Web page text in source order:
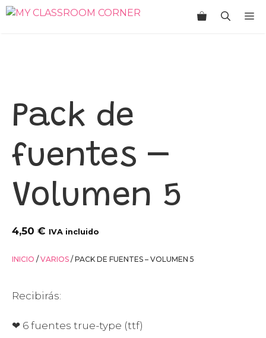
Saltar
Pack de
fuentes –
Volumen 5
4,50 € IVA incluido
INICIO /VARIOS / PACK DE FUENTES – VOLUMEN 5
Recibirás:
❤ 6 fuentes true-type (ttf)